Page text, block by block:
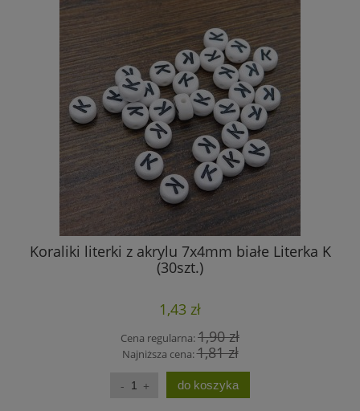
Koraliki literki z akrylu 7x4mm białe Literka K
(30szt.)
1,43 zł
Cena regularna:1,90 zł
Najniższa cena:1,81 zł
do koszyka